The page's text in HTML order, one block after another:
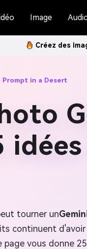
Image
Créez des
Prompt in a Desert
tourner un
continuent
page vous donne